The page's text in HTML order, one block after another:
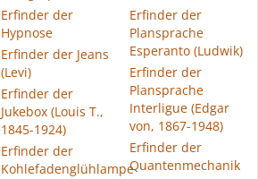
Erfinder der
Hypnose
Erfinder der Jeans
(Levi)
Erfinder der
Jukebox (Louis T.,
1845-1924)
Erfinder der
Kohlefadenglühlampe
Erfinder der
Plansprache
Esperanto (Ludwik)
Erfinder der
Plansprache
Interligue (Edgar
von, 1867-1948)
Erfinder der
Quantenmechanik